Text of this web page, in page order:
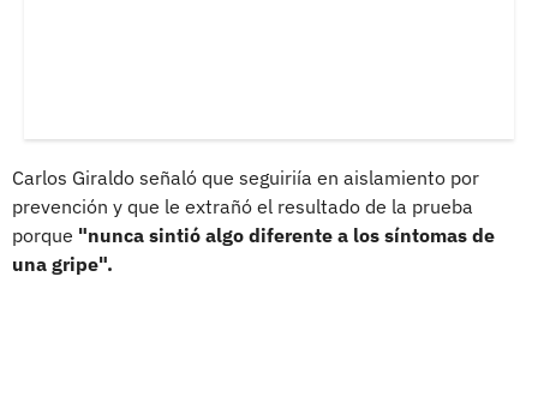
Carlos Giraldo señaló que seguiriía en aislamiento por
prevención y que le extrañó el resultado de la prueba
porque "nunca sintió algo diferente a los síntomas de
una gripe".